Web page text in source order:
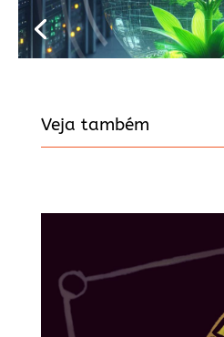
Veja também